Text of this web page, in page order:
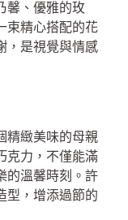
馨、優雅的玫
束精心搭配的花
，是視覺與情感
精緻美味的母親
克力，不僅能滿
的溫馨時刻。許
型，增添過節的